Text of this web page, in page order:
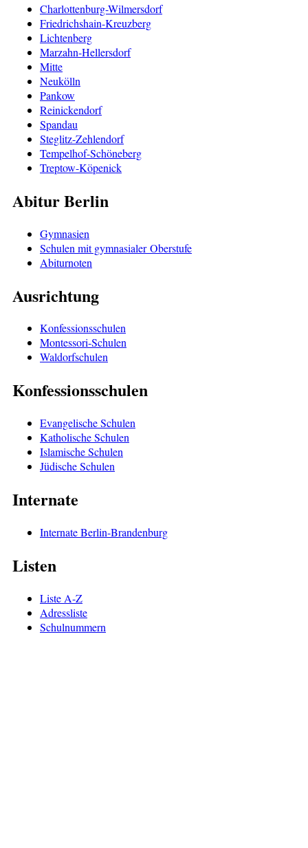
Charlottenburg-Wilmersdorf
Friedrichshain-Kreuzberg
Lichtenberg
Marzahn-Hellersdorf
Mitte
Neukölln
Pankow
Reinickendorf
Spandau
Steglitz-Zehlendorf
Tempelhof-Schöneberg
Treptow-Köpenick
Abitur Berlin
Gymnasien
Schulen mit gymnasialer Oberstufe
Abiturnoten
Ausrichtung
Konfessionsschulen
Montessori-Schulen
Waldorfschulen
Konfessionsschulen
Evangelische Schulen
Katholische Schulen
Islamische Schulen
Jüdische Schulen
Internate
Internate Berlin-Brandenburg
Listen
Liste A-Z
Adressliste
Schulnummern